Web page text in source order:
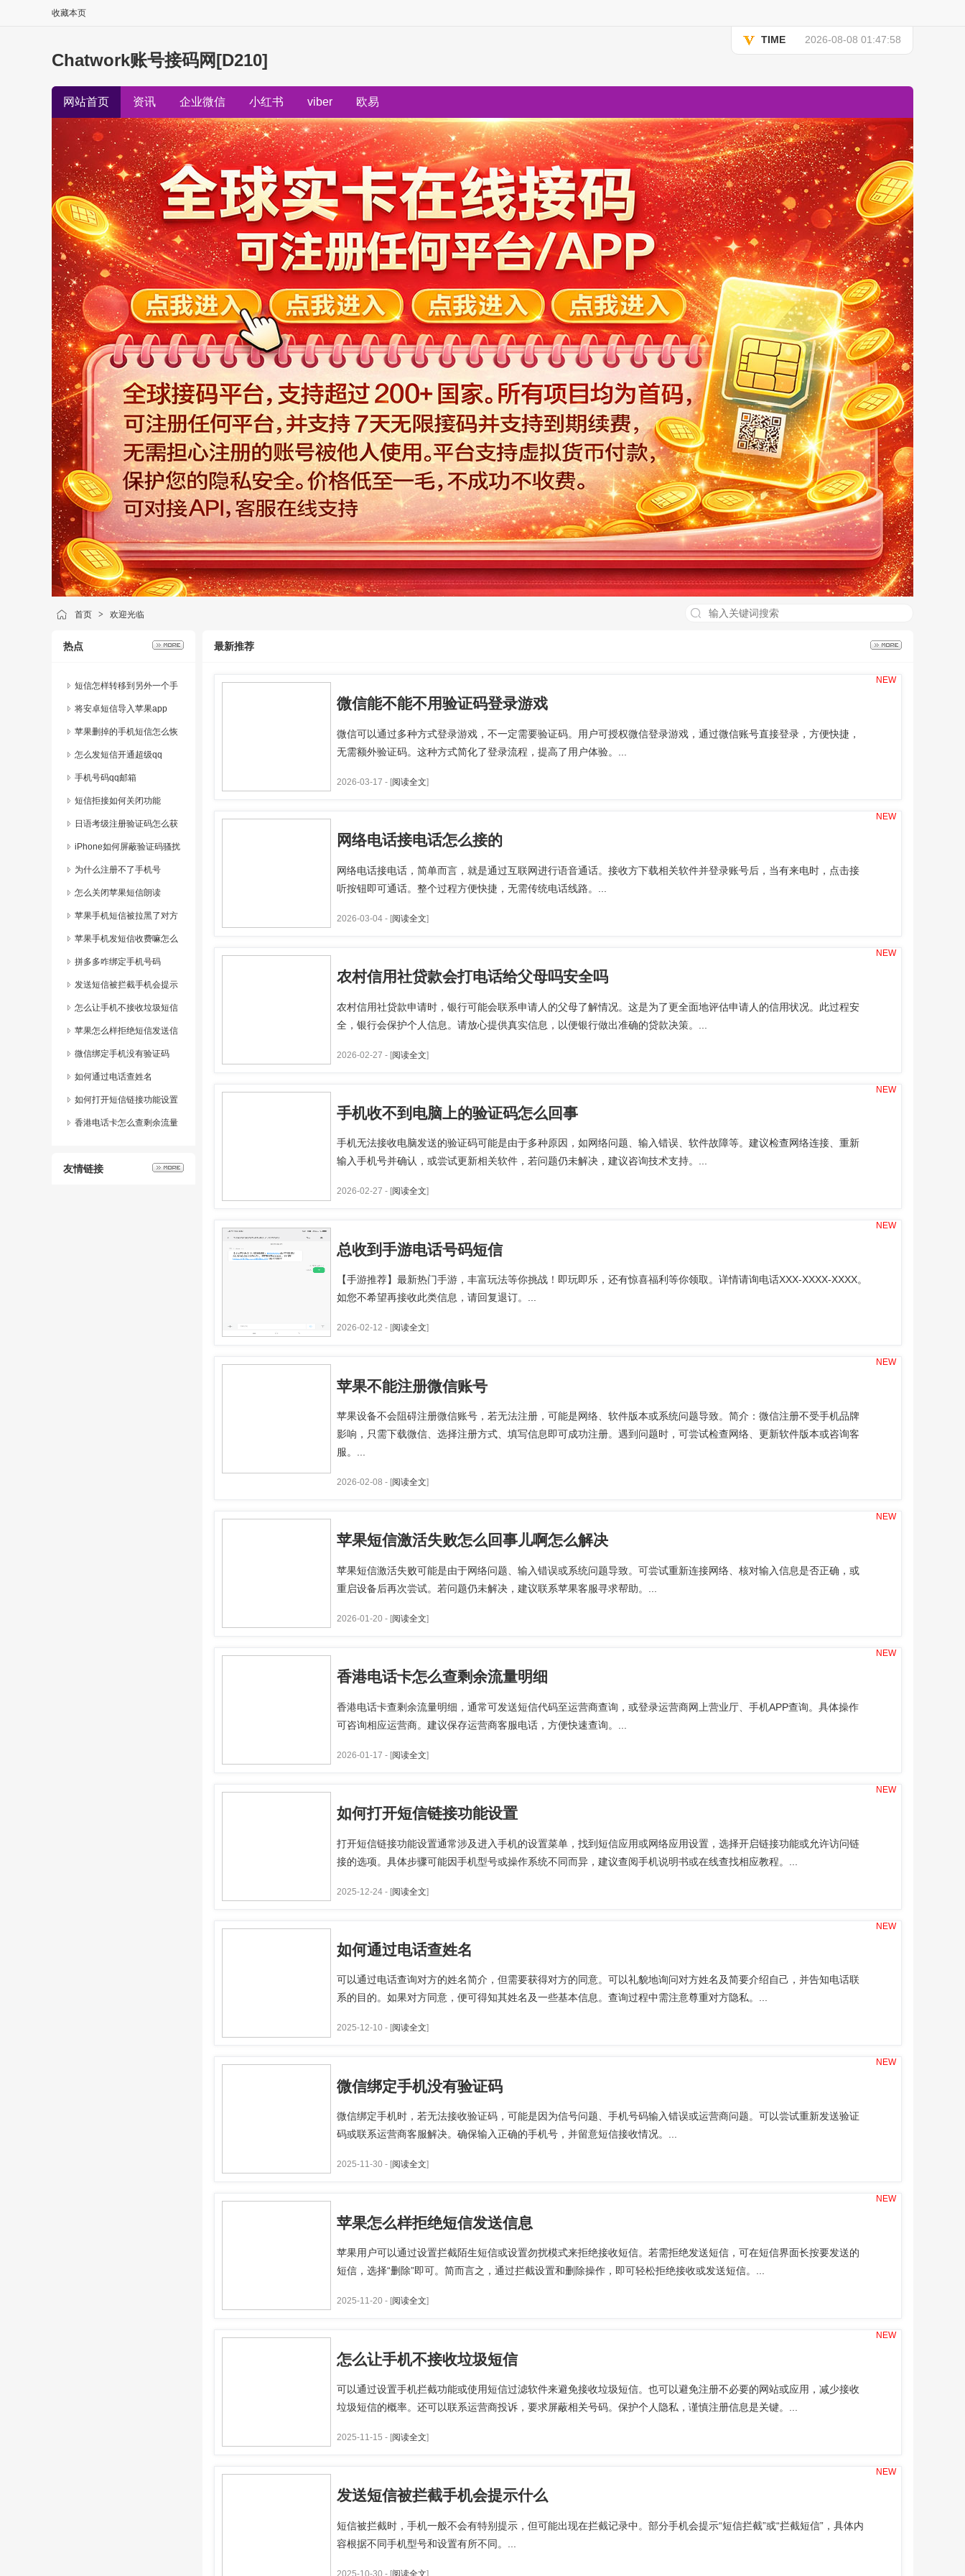
收藏本页
TIME 2026-08-08 01:47:58
Chatwork账号接码网[D210]
网站首页 资讯 企业微信 小红书 viber 欧易
首页 > 欢迎光临
热点
短信怎样转移到另外一个手
机上
将安卓短信导入苹果app
苹果删掉的手机短信怎么恢
复正常
怎么发短信开通超级qq
手机号码qq邮箱
短信拒接如何关闭功能
日语考级注册验证码怎么获
取
iPhone如何屏蔽验证码骚扰
为什么注册不了手机号
怎么关闭苹果短信朗读
苹果手机短信被拉黑了对方
能看到吗
苹果手机发短信收费嘛怎么
设置的
拼多多咋绑定手机号码
发送短信被拦截手机会提示
什么
怎么让手机不接收垃圾短信
苹果怎么样拒绝短信发送信
息
微信绑定手机没有验证码
如何通过电话查姓名
如何打开短信链接功能设置
香港电话卡怎么查剩余流量
友情链接
最新推荐
微信能不能不用验证码登录游戏
微信可以通过多种方式登录游戏，不一定需要验证码。用户可授权微信登录游戏，通过微信账号直接登录，方便快捷，
无需额外验证码。这种方式简化了登录流程，提高了用户体验。...
2026-03-17 - [阅读全文]
NEW
网络电话接电话怎么接的
网络电话接电话，简单而言，就是通过互联网进行语音通话。接收方下载相关软件并登录账号后，当有来电时，点击接
听按钮即可通话。整个过程方便快捷，无需传统电话线路。...
2026-03-04 - [阅读全文]
NEW
农村信用社贷款会打电话给父母吗安全吗
农村信用社贷款申请时，银行可能会联系申请人的父母了解情况。这是为了更全面地评估申请人的信用状况。此过程安
全，银行会保护个人信息。请放心提供真实信息，以便银行做出准确的贷款决策。...
2026-02-27 - [阅读全文]
NEW
手机收不到电脑上的验证码怎么回事
手机无法接收电脑发送的验证码可能是由于多种原因，如网络问题、输入错误、软件故障等。建议检查网络连接、重新
输入手机号并确认，或尝试更新相关软件，若问题仍未解决，建议咨询技术支持。...
2026-02-27 - [阅读全文]
NEW
总收到手游电话号码短信
【手游推荐】最新热门手游，丰富玩法等你挑战！即玩即乐，还有惊喜福利等你领取。详情请询电话XXX-XXXX-XXXX。
如您不希望再接收此类信息，请回复退订。...
2026-02-12 - [阅读全文]
NEW
苹果不能注册微信账号
苹果设备不会阻碍注册微信账号，若无法注册，可能是网络、软件版本或系统问题导致。简介：微信注册不受手机品牌
影响，只需下载微信、选择注册方式、填写信息即可成功注册。遇到问题时，可尝试检查网络、更新软件版本或咨询客
服。...
2026-02-08 - [阅读全文]
NEW
苹果短信激活失败怎么回事儿啊怎么解决
苹果短信激活失败可能是由于网络问题、输入错误或系统问题导致。可尝试重新连接网络、核对输入信息是否正确，或
重启设备后再次尝试。若问题仍未解决，建议联系苹果客服寻求帮助。...
2026-01-20 - [阅读全文]
NEW
香港电话卡怎么查剩余流量明细
香港电话卡查剩余流量明细，通常可发送短信代码至运营商查询，或登录运营商网上营业厅、手机APP查询。具体操作
可咨询相应运营商。建议保存运营商客服电话，方便快速查询。...
2026-01-17 - [阅读全文]
NEW
如何打开短信链接功能设置
打开短信链接功能设置通常涉及进入手机的设置菜单，找到短信应用或网络应用设置，选择开启链接功能或允许访问链
接的选项。具体步骤可能因手机型号或操作系统不同而异，建议查阅手机说明书或在线查找相应教程。...
2025-12-24 - [阅读全文]
NEW
如何通过电话查姓名
可以通过电话查询对方的姓名简介，但需要获得对方的同意。可以礼貌地询问对方姓名及简要介绍自己，并告知电话联
系的目的。如果对方同意，便可得知其姓名及一些基本信息。查询过程中需注意尊重对方隐私。...
2025-12-10 - [阅读全文]
NEW
微信绑定手机没有验证码
微信绑定手机时，若无法接收验证码，可能是因为信号问题、手机号码输入错误或运营商问题。可以尝试重新发送验证
码或联系运营商客服解决。确保输入正确的手机号，并留意短信接收情况。...
2025-11-30 - [阅读全文]
NEW
苹果怎么样拒绝短信发送信息
苹果用户可以通过设置拦截陌生短信或设置勿扰模式来拒绝接收短信。若需拒绝发送短信，可在短信界面长按要发送的
短信，选择“删除”即可。简而言之，通过拦截设置和删除操作，即可轻松拒绝接收或发送短信。...
2025-11-20 - [阅读全文]
NEW
怎么让手机不接收垃圾短信
可以通过设置手机拦截功能或使用短信过滤软件来避免接收垃圾短信。也可以避免注册不必要的网站或应用，减少接收
垃圾短信的概率。还可以联系运营商投诉，要求屏蔽相关号码。保护个人隐私，谨慎注册信息是关键。...
2025-11-15 - [阅读全文]
NEW
发送短信被拦截手机会提示什么
短信被拦截时，手机一般不会有特别提示，但可能出现在拦截记录中。部分手机会提示“短信拦截”或“拦截短信”，具体内
容根据不同手机型号和设置有所不同。...
2025-10-30 - [阅读全文]
NEW